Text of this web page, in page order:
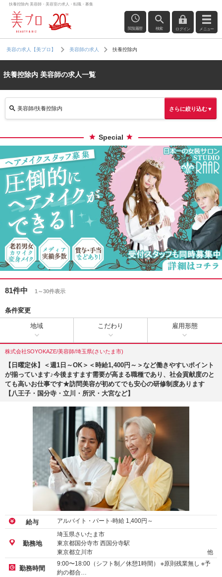
扶養控除内 美容師・美容室の求人・転職・募集
閲覧履歴 検索 ログイン メニュー
美容の求人【美プロ】 美容師の求人 扶養控除内
扶養控除内 美容師の求人一覧
美容師/扶養控除内 さらに絞り込む▼
Special
81件中 1～30件表示
条件変更
地域 こだわり 雇用形態
株式会社SOYOKAZE/美容師/埼玉県(さいたま市)
【日曜定休】＜週1日～OK＞＜時給1,400円～＞など働きやすいポイント
が揃っています♪今後ますます需要が高まる職種であり、社会貢献度のと
ても高いお仕事です★訪問美容が初めてでも安心の研修制度あります
【八王子・国分寺・立川・所沢・大宮など】
給与 アルバイト・パート-時給 1,400円～
勤務地
埼玉県さいたま市
東京都国分寺市 西国分寺駅
東京都立川市
他
勤務時間
9:00〜18:00（シフト制／休憩1時間） ※原則残業無し ※予
約の都合…